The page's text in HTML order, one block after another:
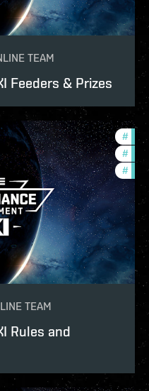
TEAM
Feeders & Prizes
#
#
#
TEAM
Rules and